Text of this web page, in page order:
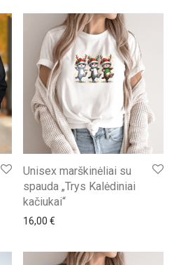
Unisex marškinėliai su
spauda „Trys Kalėdiniai
kačiukai“
16,00 €